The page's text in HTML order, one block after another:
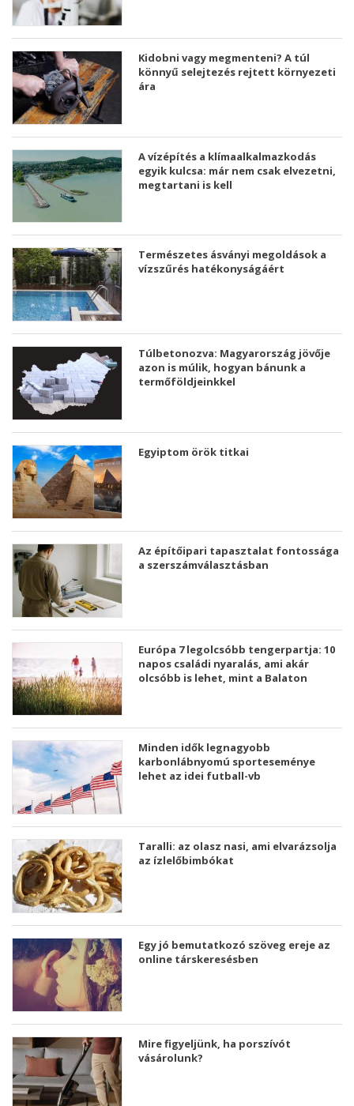
Kidobni vagy megmenteni? A túl
könnyű selejtezés rejtett környezeti
ára
A vízépítés a klímaalkalmazkodás
egyik kulcsa: már nem csak elvezetni,
megtartani is kell
Természetes ásványi megoldások a
vízszűrés hatékonyságáért
Túlbetonozva: Magyarország jövője
azon is múlik, hogyan bánunk a
termőföldjeinkkel
Egyiptom örök titkai
Az építőipari tapasztalat fontossága
a szerszámválasztásban
Európa 7 legolcsóbb tengerpartja: 10
napos családi nyaralás, ami akár
olcsóbb is lehet, mint a Balaton
Minden idők legnagyobb
karbonlábnyomú sporteseménye
lehet az idei futball-vb
Taralli: az olasz nasi, ami elvarázsolja
az ízlelőbimbókat
Egy jó bemutatkozó szöveg ereje az
online társkeresésben
Mire figyeljünk, ha porszívót
vásárolunk?